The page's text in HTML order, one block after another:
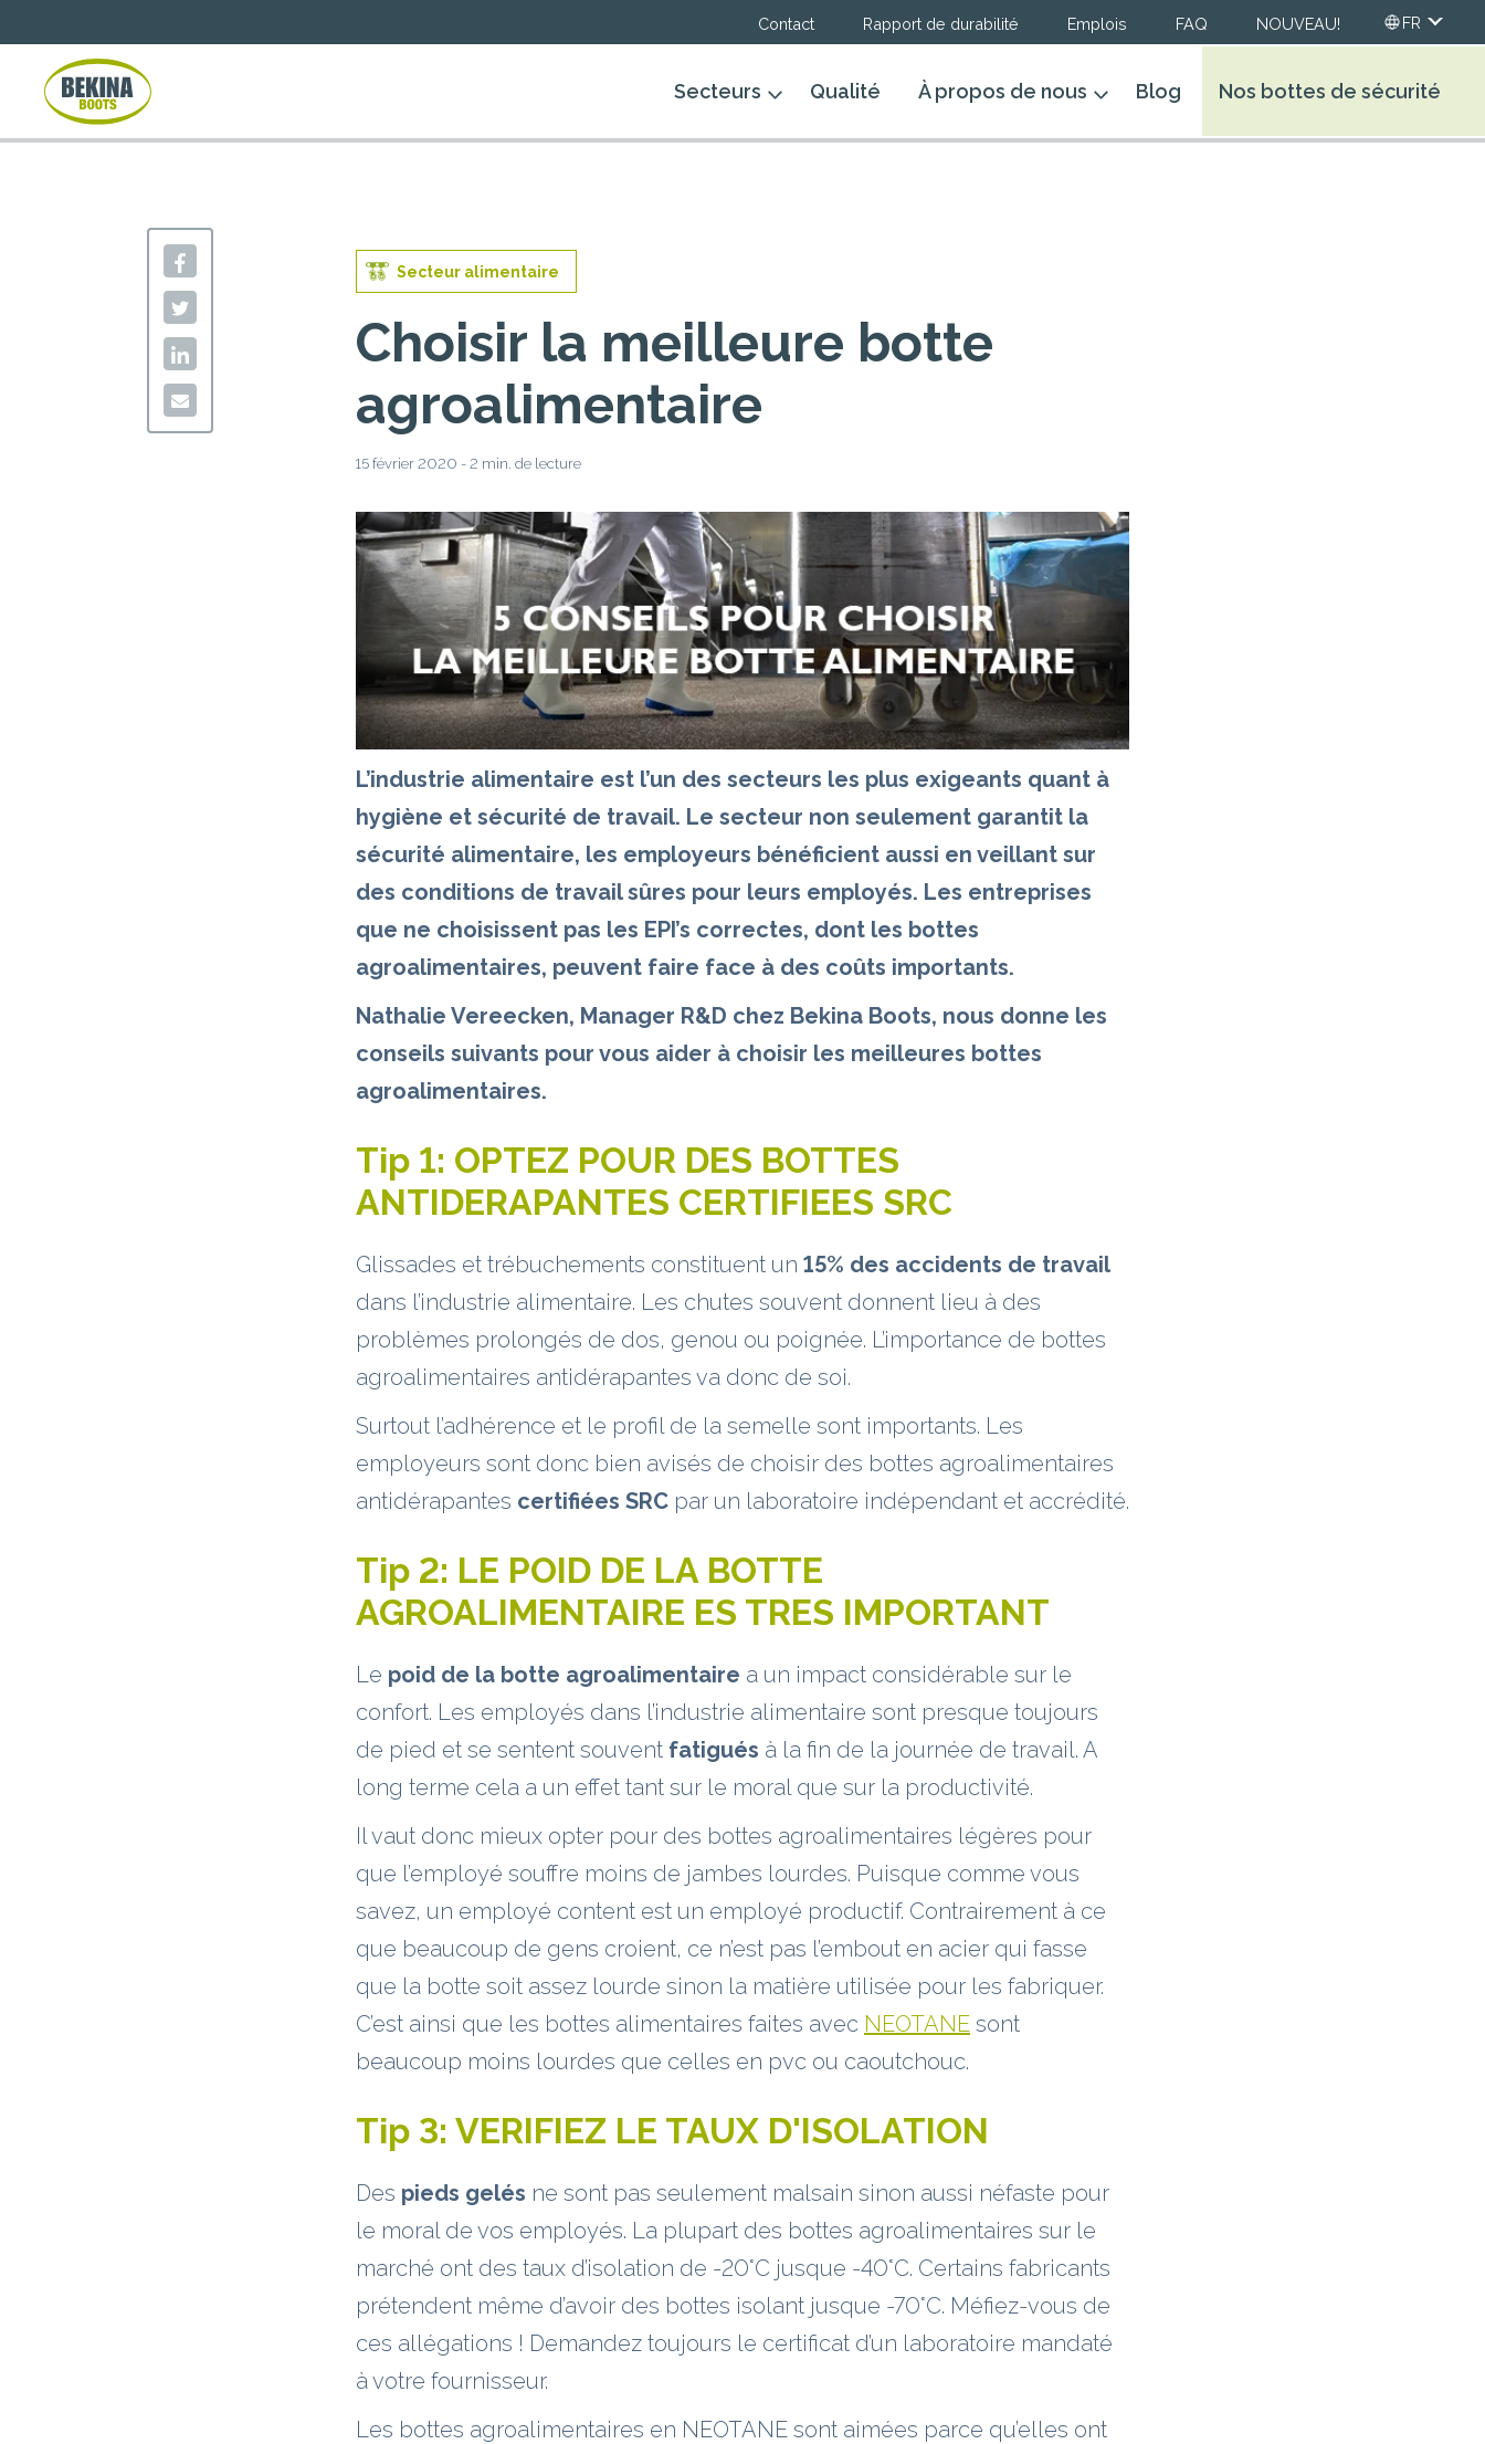
Contact Rapport de durabilité Emplois FAQ NOUVEAU! FR
Secteurs Qualité À propos de nous Blog Nos bottes de sécurité
Secteur alimentaire
Choisir la meilleure botte
agroalimentaire
15 février 2020 - 2 min. de lecture
L’industrie alimentaire est l’un des secteurs les plus exigeants quant à
hygiène et sécurité de travail. Le secteur non seulement garantit la
sécurité alimentaire, les employeurs bénéficient aussi en veillant sur
des conditions de travail sûres pour leurs employés. Les entreprises
que ne choisissent pas les EPI’s correctes, dont les bottes
agroalimentaires, peuvent faire face à des coûts importants.
Nathalie Vereecken, Manager R&D chez Bekina Boots, nous donne les
conseils suivants pour vous aider à choisir les meilleures bottes
agroalimentaires.
Tip 1: OPTEZ POUR DES BOTTES
ANTIDERAPANTES CERTIFIEES SRC
Glissades et trébuchements constituent un 15% des accidents de travail
dans l’industrie alimentaire. Les chutes souvent donnent lieu à des
problèmes prolongés de dos, genou ou poignée. L’importance de bottes
agroalimentaires antidérapantes va donc de soi.
Surtout l’adhérence et le profil de la semelle sont importants. Les
employeurs sont donc bien avisés de choisir des bottes agroalimentaires
antidérapantes certifiées SRC par un laboratoire indépendant et accrédité.
Tip 2: LE POID DE LA BOTTE
AGROALIMENTAIRE ES TRES IMPORTANT
Le poid de la botte agroalimentaire a un impact considérable sur le
confort. Les employés dans l’industrie alimentaire sont presque toujours
de pied et se sentent souvent fatigués à la fin de la journée de travail. A
long terme cela a un effet tant sur le moral que sur la productivité.
Il vaut donc mieux opter pour des bottes agroalimentaires légères pour
que l’employé souffre moins de jambes lourdes. Puisque comme vous
savez, un employé content est un employé productif. Contrairement à ce
que beaucoup de gens croient, ce n’est pas l’embout en acier qui fasse
que la botte soit assez lourde sinon la matière utilisée pour les fabriquer.
C’est ainsi que les bottes alimentaires faites avec NEOTANE sont
beaucoup moins lourdes que celles en pvc ou caoutchouc.
Tip 3: VERIFIEZ LE TAUX D'ISOLATION
Des pieds gelés ne sont pas seulement malsain sinon aussi néfaste pour
le moral de vos employés. La plupart des bottes agroalimentaires sur le
marché ont des taux d’isolation de -20°C jusque -40°C. Certains fabricants
prétendent même d’avoir des bottes isolant jusque -70°C. Méfiez-vous de
ces allégations ! Demandez toujours le certificat d’un laboratoire mandaté
à votre fournisseur.
Les bottes agroalimentaires en NEOTANE sont aimées parce qu’elles ont